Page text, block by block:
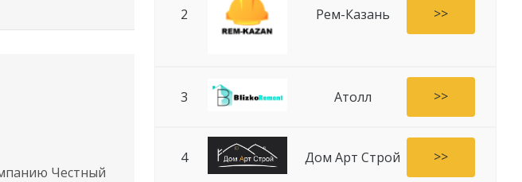
Честный
2 Рем-Казань >>
3 Атолл >>
4 Дом Арт Строй >>